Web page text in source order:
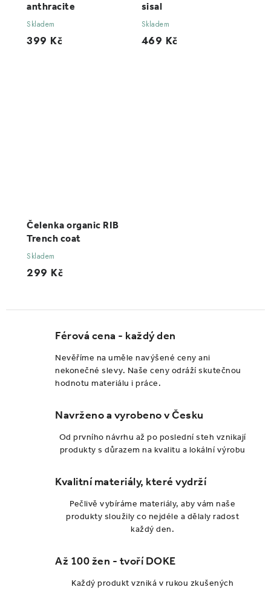
Férová cena - každý den
Nevěříme na uměle navýšené ceny ani
nekonečné slevy. Naše ceny odráží skutečnou
hodnotu materiálu i práce.
Navrženo a vyrobeno v Česku
Od prvního návrhu až po poslední steh vznikají
produkty s důrazem na kvalitu a lokální výrobu
Kvalitní materiály, které vydrží
Pečlivě vybíráme materiály, aby vám naše
produkty sloužily co nejdéle a dělaly radost
každý den.
Až 100 žen - tvoří DOKE
Každý produkt vzniká v rukou zkušených
anthracite
Skladem
399 Kč
sisal
Skladem
469 Kč
Čelenka organic RIB
Trench coat
Skladem
299 Kč